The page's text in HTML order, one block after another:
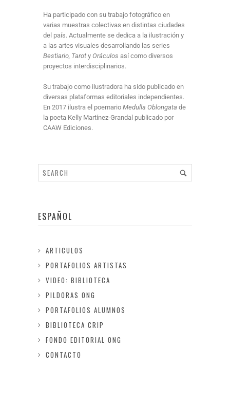
Ha participado con su trabajo fotográfico en
varias muestras colectivas en distintas ciudades
del país. Actualmente se dedica a la ilustración y
a las artes visuales desarrollando las series
Bestiario, Tarot y Oráculos así como diversos
proyectos interdisciplinarios.
Su trabajo como ilustradora ha sido publicado en
diversas plataformas editoriales independientes.
En 2017 ilustra el poemario Medulla Oblongata de
la poeta Kelly Martínez-Grandal publicado por
CAAW Ediciones.
ESPAÑOL
ARTICULOS
PORTAFOLIOS ARTISTAS
VIDEO: BIBLIOTECA
PILDORAS ONG
PORTAFOLIOS ALUMNOS
BIBLIOTECA CRIP
FONDO EDITORIAL ONG
CONTACTO